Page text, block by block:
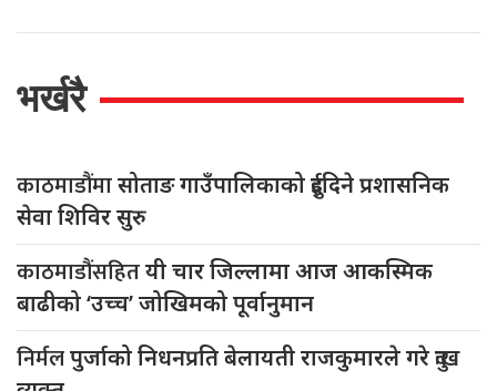
भर्खरै
काठमाडौंमासोताङ गाउँपालिकाको दुईदिने प्रशासनिक
सेवा शिविर सुरु
काठमाडौंसहितयी चार जिल्लामा आज आकस्मिक
बाढीको ‘उच्च’ जोखिमको पूर्वानुमान
निर्मलपुर्जाको निधनप्रति बेलायती राजकुमारले गरे दुःख